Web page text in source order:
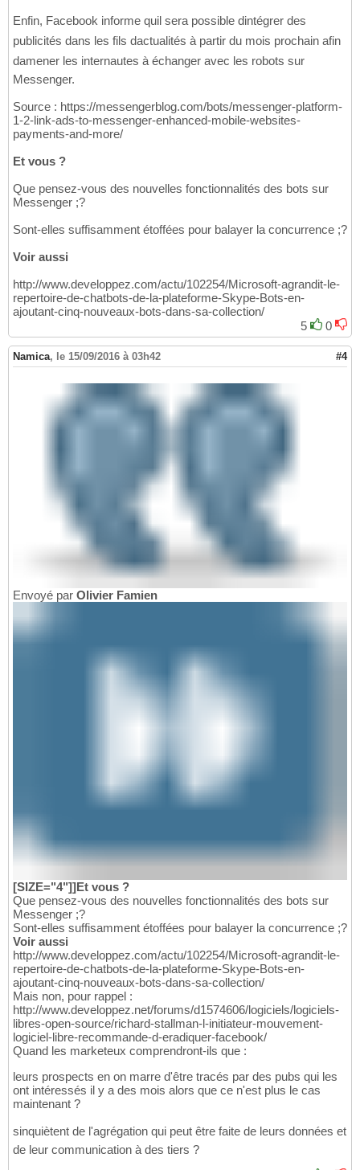
Enfin, Facebook informe quil sera possible dintégrer des
publicités dans les fils dactualités à partir du mois prochain afin
damener les internautes à échanger avec les robots sur
Messenger.
Source : https://messengerblog.com/bots/messenger-platform-
1-2-link-ads-to-messenger-enhanced-mobile-websites-
payments-and-more/
Et vous ?
Que pensez-vous des nouvelles fonctionnalités des bots sur
Messenger ;?
Sont-elles suffisamment étoffées pour balayer la concurrence ;?
Voir aussi
http://www.developpez.com/actu/102254/Microsoft-agrandit-le-
repertoire-de-chatbots-de-la-plateforme-Skype-Bots-en-
ajoutant-cinq-nouveaux-bots-dans-sa-collection/
5
0
Namica, le 15/09/2016 à 03h42 #4
Envoyé par Olivier Famien
[SIZE="4"]]Et vous ?
Que pensez-vous des nouvelles fonctionnalités des bots sur
Messenger ;?
Sont-elles suffisamment étoffées pour balayer la concurrence ;?
Voir aussi
http://www.developpez.com/actu/102254/Microsoft-agrandit-le-
repertoire-de-chatbots-de-la-plateforme-Skype-Bots-en-
ajoutant-cinq-nouveaux-bots-dans-sa-collection/
Mais non, pour rappel :
http://www.developpez.net/forums/d1574606/logiciels/logiciels-
libres-open-source/richard-stallman-l-initiateur-mouvement-
logiciel-libre-recommande-d-eradiquer-facebook/
Quand les marketeux comprendront-ils que :
leurs prospects en on marre d'être tracés par des pubs qui les
ont intéressés il y a des mois alors que ce n'est plus le cas
maintenant ?
sinquiètent de l'agrégation qui peut être faite de leurs données et
de leur communication à des tiers ?